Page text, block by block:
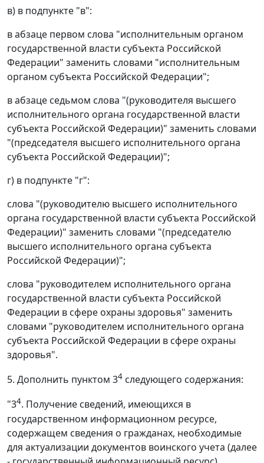
в) в подпункте "в":
в абзаце первом слова "исполнительным органом
государственной власти субъекта Российской
Федерации" заменить словами "исполнительным
органом субъекта Российской Федерации";
в абзаце седьмом слова "(руководителя высшего
исполнительного органа государственной власти
субъекта Российской Федерации)" заменить словами
"(председателя высшего исполнительного органа
субъекта Российской Федерации)";
г) в подпункте "г":
слова "(руководителю высшего исполнительного
органа государственной власти субъекта Российской
Федерации)" заменить словами "(председателю
высшего исполнительного органа субъекта
Российской Федерации)";
слова "руководителем исполнительного органа
государственной власти субъекта Российской
Федерации в сфере охраны здоровья" заменить
словами "руководителем исполнительного органа
субъекта Российской Федерации в сфере охраны
здоровья".
5. Дополнить пунктом 34 следующего содержания:
"34. Получение сведений, имеющихся в
государственном информационном ресурсе,
содержащем сведения о гражданах, необходимые
для актуализации документов воинского учета (далее